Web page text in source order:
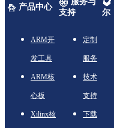
产品中心
支持
尔
ARM开
发工具
ARM核
心板
Xilinx核
定制
服务
技术
支持
下载